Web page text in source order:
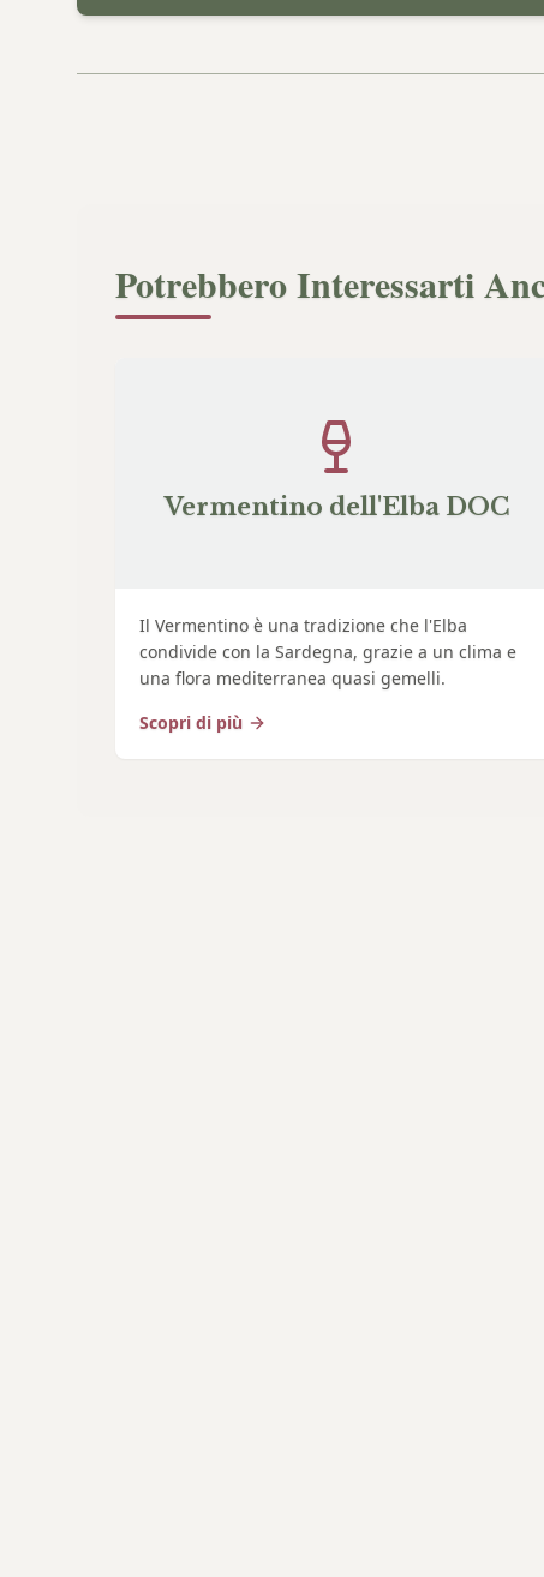
Potrebbero Interessarti
Vermentino dell'Elba DOC
Il Vermentino è una tradizione che l'Elba
condivide con la Sardegna, grazie a un clima e
una flora mediterranea quasi gemelli.
Scopri di più